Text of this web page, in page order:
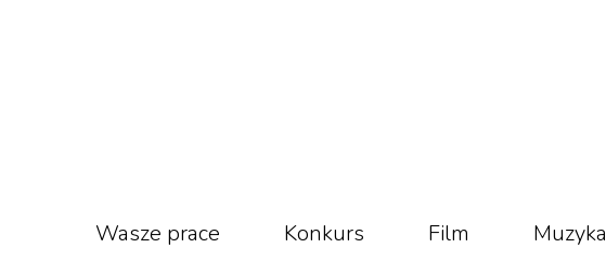
Wasze prace Konkurs Film Muzyka